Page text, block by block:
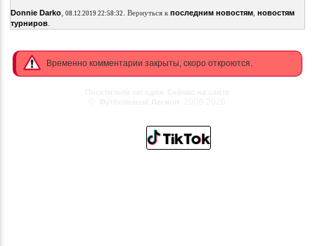
Donnie Darko, 08.12.2019 22:58:32 . Вернуться к последним новостям, новостям
турниров.
Временно комментарии закрыты, скоро откроются.